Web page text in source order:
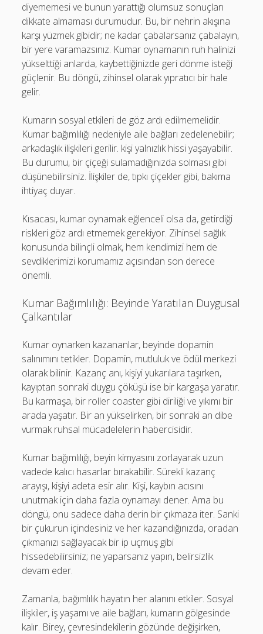
diyememesi ve bunun yarattığı olumsuz sonuçları
dikkate almaması durumudur. Bu, bir nehrin akışına
karşı yüzmek gibidir; ne kadar çabalarsanız çabalayın,
bir yere varamazsınız. Kumar oynamanın ruh halinizi
yükselttiği anlarda, kaybettiğinizde geri dönme isteği
güçlenir. Bu döngü, zihinsel olarak yıpratıcı bir hale
gelir.
Kumarın sosyal etkileri de göz ardı edilmemelidir.
Kumar bağımlılığı nedeniyle aile bağları zedelenebilir;
arkadaşlık ilişkileri gerilir. kişi yalnızlık hissi yaşayabilir.
Bu durumu, bir çiçeği sulamadığınızda solması gibi
düşünebilirsiniz. İlişkiler de, tıpkı çiçekler gibi, bakıma
ihtiyaç duyar.
Kısacası, kumar oynamak eğlenceli olsa da, getirdiği
riskleri göz ardı etmemek gerekiyor. Zihinsel sağlık
konusunda bilinçli olmak, hem kendimizi hem de
sevdiklerimizi korumamız açısından son derece
önemli.
Kumar Bağımlılığı: Beyinde Yaratılan Duygusal
Çalkantılar
Kumar oynarken kazananlar, beyinde dopamin
salınımını tetikler. Dopamin, mutluluk ve ödül merkezi
olarak bilinir. Kazanç anı, kişiyi yukarılara taşırken,
kayıptan sonraki duygu çöküşü ise bir kargaşa yaratır.
Bu karmaşa, bir roller coaster gibi diriliği ve yıkımı bir
arada yaşatır. Bir an yükselirken, bir sonraki an dibe
vurmak ruhsal mücadelelerin habercisidir.
Kumar bağımlılığı, beyin kimyasını zorlayarak uzun
vadede kalıcı hasarlar bırakabilir. Sürekli kazanç
arayışı, kişiyi adeta esir alır. Kişi, kaybın acısını
unutmak için daha fazla oynamayı dener. Ama bu
döngü, onu sadece daha derin bir çıkmaza iter. Sanki
bir çukurun içindesiniz ve her kazandığınızda, oradan
çıkmanızı sağlayacak bir ip uçmuş gibi
hissedebilirsiniz; ne yaparsanız yapın, belirsizlik
devam eder.
Zamanla, bağımlılık hayatın her alanını etkiler. Sosyal
ilişkiler, iş yaşamı ve aile bağları, kumarın gölgesinde
kalır. Birey, çevresindekilerin gözünde değişirken,